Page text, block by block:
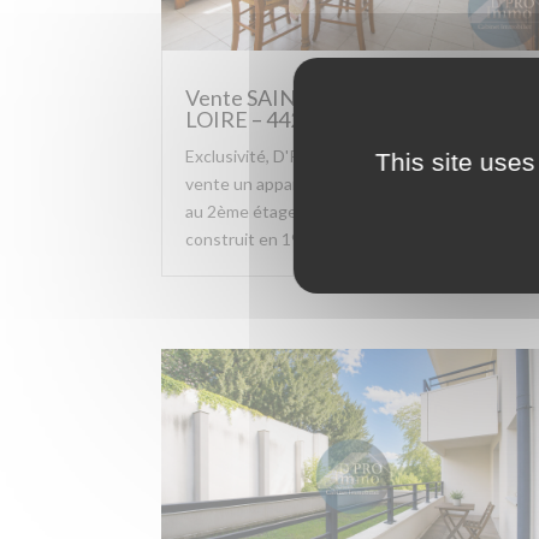
Vente SAINT SEBASTIEN SUR
LOIRE – 44230 – 60670868
Exclusivité, D'PRO Immo vous propose à la
vente un appartement T4 de 76,56 m² situé
au 2ème étage d'un immeuble de 4 étages,
construit en 1975, à...
This site